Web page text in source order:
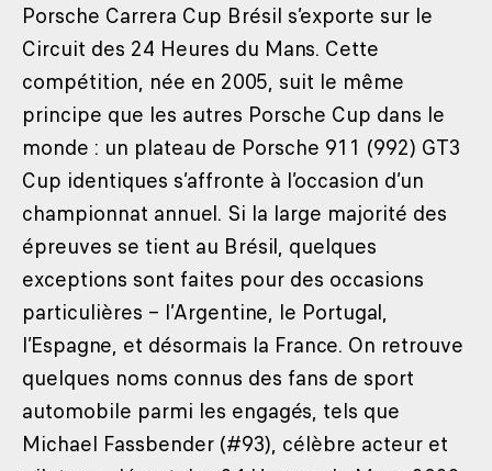
Porsche Carrera Cup Brésil s’exporte sur le
Circuit des 24 Heures du Mans. Cette
compétition, née en 2005, suit le même
principe que les autres Porsche Cup dans le
monde : un plateau de Porsche 911 (992) GT3
Cup identiques s’affronte à l’occasion d’un
championnat annuel. Si la large majorité des
épreuves se tient au Brésil, quelques
exceptions sont faites pour des occasions
particulières – l’Argentine, le Portugal,
l’Espagne, et désormais la France. On retrouve
quelques noms connus des fans de sport
automobile parmi les engagés, tels que
Michael Fassbender (#93), célèbre acteur et